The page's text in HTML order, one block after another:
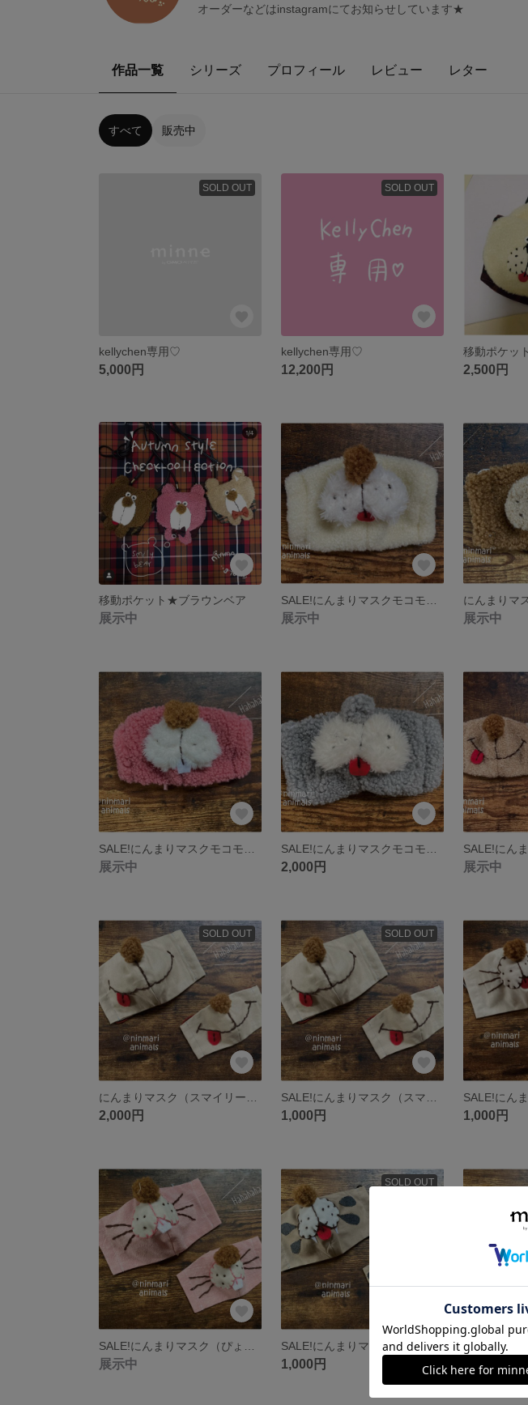
オーダーなどはinstagramにてお知らせしています★
作品一覧 シリーズ プロフィール レビュー レター
すべて 販売中
SOLD OUT
kellychen専用♡
5,000円
SOLD OUT
kellychen専用♡
12,200円 2,500円
移動ポケット★ブラウンベア
展示中 展示中 展示中
展示中 2,000円 展示中
SOLD OUT
2,000円
SOLD OUT
1,000円 1,000円
展示中
SOLD OUT
SALE!にんまりマスク（まもってあげるガオー）子供
1,000円 1,000円